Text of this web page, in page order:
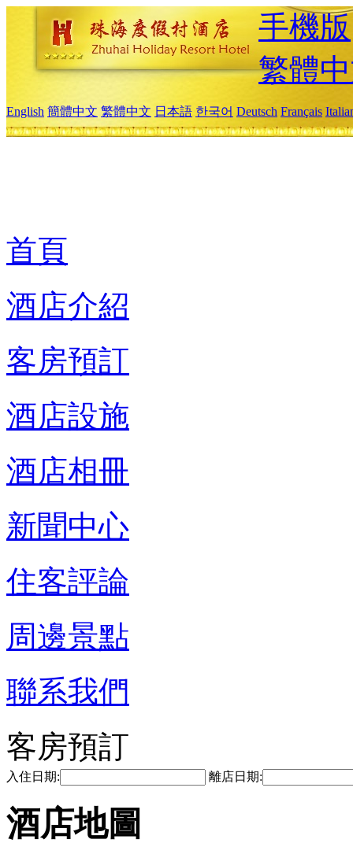
手機版
繁體
English 簡體中文 繁體中文 日本語 한국어 Deutsch Français
首頁
酒店介紹
客房預訂
酒店設施
酒店相冊
新聞中心
住客評論
周邊景點
聯系我們
客房預訂
入住日期: 離店日期:
酒店地圖